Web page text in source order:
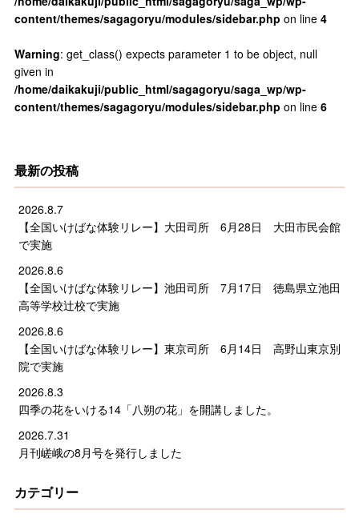
content/themes/sagagoryu/modules/sidebar.php on line 4
Warning: get_class() expects parameter 1 to be object, null
given in
/home/daikakuji/public_html/sagagoryu/saga_wp/wp-
content/themes/sagagoryu/modules/sidebar.php on line 6
最新の投稿
2026.8.7
【全国いけばな体験リレー】大田司所 6月28日 大田市民会館
で実施
2026.8.6
【全国いけばな体験リレー】池田司所 7月17日 徳島県立池田
高等学校辻校で実施
2026.8.6
【全国いけばな体験リレー】東京司所 6月14日 高野山東京別
院で実施
2026.8.3
四季の花をいける14「八朔の花」を開講しました。
2026.7.31
月刊嵯峨の8月号を発行しました
カテゴリー